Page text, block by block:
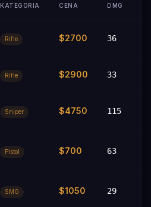
KATEGORIA CENA DMG
Rifle $2700 36
Rifle $2900 33
Sniper $4750 115
Pistol $700 63
SMG $1050 29